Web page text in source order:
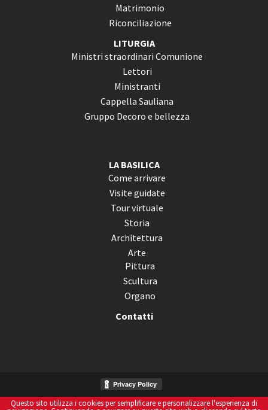
Matrimonio
Riconciliazione
LITURGIA
Ministri straordinari Comunione
Lettori
Ministranti
Cappella Sauliana
Gruppo Decoro e bellezza
LA BASILICA
Come arrivare
Visite guidate
Tour virtuale
Storia
Architettura
Arte
Pittura
Scultura
Organo
Contatti
Questo sito utilizza i cookies per semplificare e personalizzare l'esperienza di